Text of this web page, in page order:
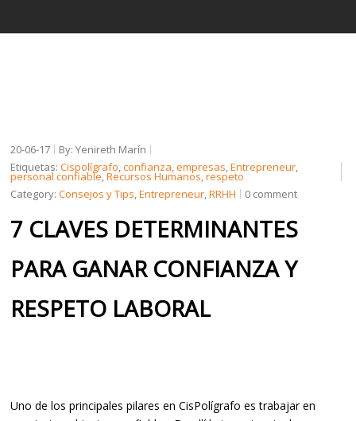
CREDENCIALES
CONTÁCTENOS
20-06-17
By: Yenireth Marín
Etiquetas:Cispolígrafo,confianza,empresas,Entrepreneur,
personal confiable,Recursos Humanos,respeto
Category:Consejos y Tips,Entrepreneur,RRHH 0 comment
7 CLAVES DETERMINANTES
PARA GANAR CONFIANZA Y
RESPETO LABORAL
Uno de los principales pilares en CisPolígrafo es trabajar en